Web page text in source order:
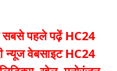
सबसे पहले पढ़ें HC24
न्यूज वेबसाइट HC24